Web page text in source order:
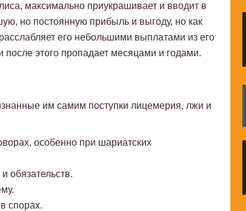
максимально приукрашивает и вводит в
но постоянную прибыль и выгоду, но как
его небольшими выплатами из его
после этого пропадает месяцами и годами.
им самим поступки лицемерия, лжи и
особенно при шариатских
обязательств.
спорах.